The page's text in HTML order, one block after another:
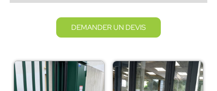
DEMANDER UN DEVIS